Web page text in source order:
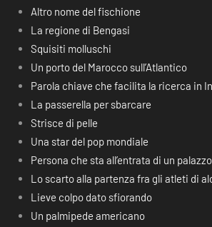
Altro nome del fischione
La regione di Bengasi
Squisiti molluschi
Un porto del Marocco sull’Atlantico
Parola chiave che facilita la ricerca in
La passerella per sbarcare
Strisce di pelle
Una star del pop mondiale
Persona che sta all’entrata di un palazzo
Lo scarto alla partenza fra gli atleti di
Lieve colpo dato sfiorando
Un palmipede americano